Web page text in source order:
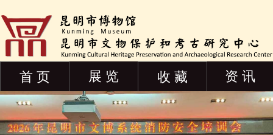
首 页 展 览 收 藏 资 讯